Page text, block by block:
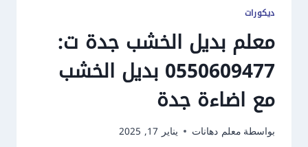
ديكورات
معلم بديل الخشب جدة ت:
0550609477 بديل الخشب
مع اضاءة جدة
بواسطة معلم دهانات يناير 17, 2025